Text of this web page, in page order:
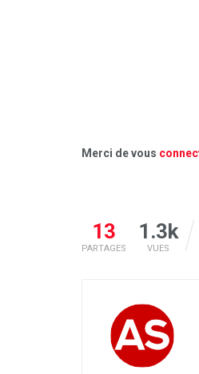
Merci de vous
13
PARTAGES
1.3k
VUES